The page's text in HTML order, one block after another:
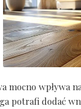
mocno wpływa
potrafi dodać